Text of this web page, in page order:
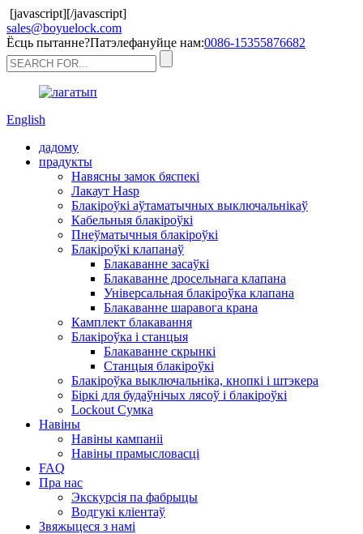
[javascript][/javascript]
sales@boyuelock.com
Ёсць пытанне?Патэлефануйце нам:0086-15355876682
English
дадому
прадукты
Навясны замок бяспекі
Лакаут Hasp
Блакіроўкі аўтаматычных выключальнікаў
Кабельныя блакіроўкі
Пнеўматычныя блакіроўкі
Блакіроўкі клапанаў
Блакаванне засаўкі
Блакаванне дросельнага клапана
Універсальная блакіроўка клапана
Блакаванне шаравога крана
Камплект блакавання
Блакіроўка і станцыя
Блакаванне скрынкі
Станцыя блакіроўкі
Блакіроўка выключальніка, кнопкі і штэкера
Біркі для будаўнічых лясоў і блакіроўкі
Lockout Сумка
Навіны
Навіны кампаніі
Навіны прамысловасці
FAQ
Пра нас
Экскурсія па фабрыцы
Водгукі кліентаў
Звяжыцеся з намі